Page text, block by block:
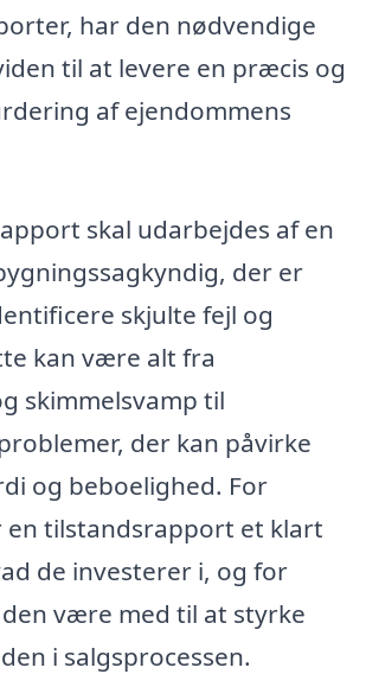
har den nødvendige
til at levere en præcis og
af ejendommens
skal udarbejdes af en
der er
skjulte fejl og
kan være alt fra
skimmelsvamp til
der kan påvirke
og beboelighed. For
en tilstandsrapport et klart
de investerer i, og for
være med til at styrke
i salgsprocessen.